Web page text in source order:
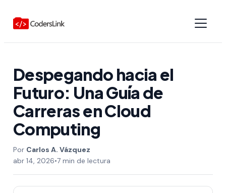
Despegando hacia el
Futuro: Una Guía de
Carreras en Cloud
Computing
Carlos A. Vázquez
abr 14, 2026•7 min de lectura